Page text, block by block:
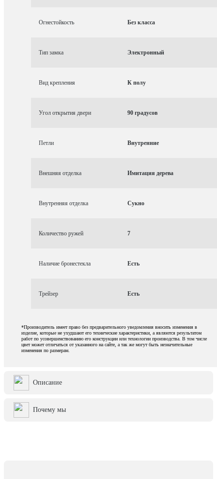
Огнестойкость Без класса
Тип замка Электронный
Вид крепления К полу
Угол открытия двери 90 градусов
Петли Внутренние
Внешняя отделка Имитация дерева
Внутренняя отделка Сукно
Количество ружей 7
Наличие бронестекла Есть
Трейзер Есть
*Производитель имеет право без предварительного уведомления вносить изменения в
изделие, которые не ухудшают его технические характеристики, а являются результатом
работ по усовершенствованию его конструкции или технологии производства. В том числе
цвет может отличаться от указанного на сайте, а так же могут быть незначительные
изменения по размерам.
Описание
Почему мы